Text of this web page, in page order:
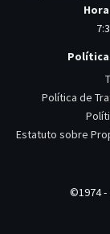
Política de
Estatuto sobre
©1974 -